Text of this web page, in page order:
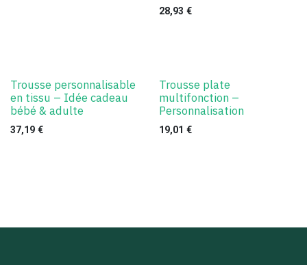
28,93 €
Trousse personnalisable
en tissu – Idée cadeau
bébé & adulte
37,19 €
Trousse plate
multifonction –
Personnalisation
19,01 €